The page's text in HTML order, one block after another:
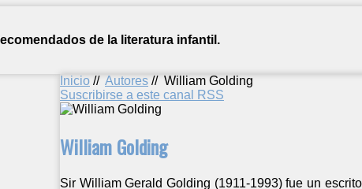
de la literatura infantil.
Inicio // Autores // William Golding
Suscribirse a este canal RSS
William Golding
Sir William Gerald Golding (1911-1993) fue un